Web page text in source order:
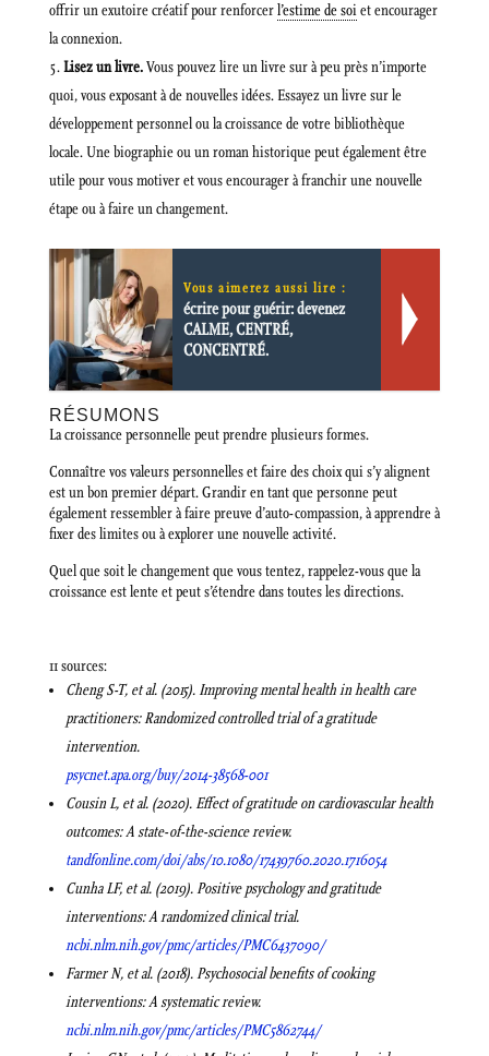
offrir un exutoire créatif pour renforcerl’estime de soiet encourager
la connexion.
Lisez un livre.Vous pouvez lire un livre sur à peu près n’importe
quoi, vous exposant à de nouvelles idées. Essayez un livre sur le
développement personnel ou la croissance de votre bibliothèque
locale. Une biographie ou un roman historique peut également être
utile pour vous motiver et vous encourager à franchir une nouvelle
étape ou à faire un changement.
Vous aimerez aussi lire :
écrire pour guérir: devenez
CALME, CENTRÉ,
CONCENTRÉ.
RÉSUMONS
La croissance personnelle peut prendre plusieurs formes.
Connaître vos valeurs personnelles et faire des choix qui s’y alignent
est un bon premier départ. Grandir en tant que personne peut
également ressembler à faire preuve d’auto-compassion, à apprendre à
fixer des limites ou à explorer une nouvelle activité.
Quel que soit le changement que vous tentez, rappelez-vous que la
croissance est lente et peut s’étendre dans toutes les directions.
11 sources:
Cheng S-T, et al. (2015). Improving mental health in health care
practitioners: Randomized controlled trial of a gratitude
intervention.
psycnet.apa.org/buy/2014-38568-001
Cousin L, et al. (2020). Effect of gratitude on cardiovascular health
outcomes: A state-of-the-science review.
tandfonline.com/doi/abs/10.1080/17439760.2020.1716054
Cunha LF, et al. (2019). Positive psychology and gratitude
interventions: A randomized clinical trial.
ncbi.nlm.nih.gov/pmc/articles/PMC6437090/
Farmer N, et al. (2018). Psychosocial benefits of cooking
interventions: A systematic review.
ncbi.nlm.nih.gov/pmc/articles/PMC5862744/